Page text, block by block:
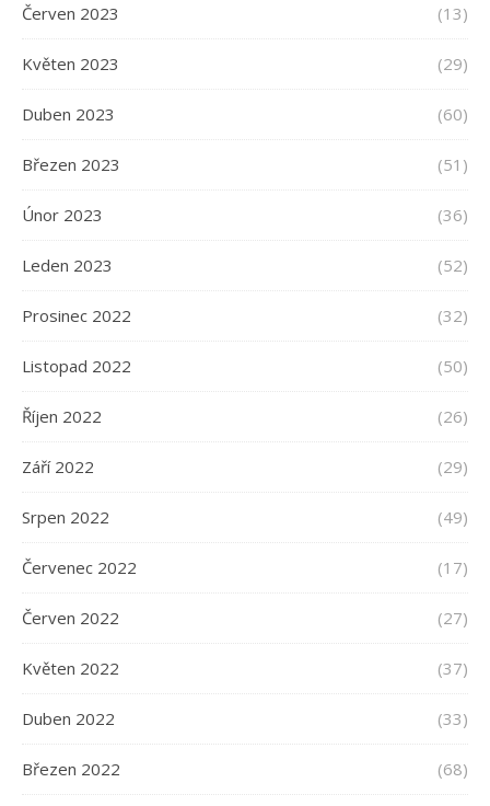
Červen 2023 (13)
Květen 2023 (29)
Duben 2023 (60)
Březen 2023 (51)
Únor 2023 (36)
Leden 2023 (52)
Prosinec 2022 (32)
Listopad 2022 (50)
Říjen 2022 (26)
Září 2022 (29)
Srpen 2022 (49)
Červenec 2022 (17)
Červen 2022 (27)
Květen 2022 (37)
Duben 2022 (33)
Březen 2022 (68)